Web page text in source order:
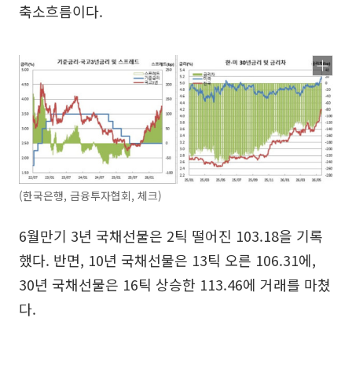
축소흐름이다.
(한국은행, 금융투자협회, 체크)
6월만기 3년 국채선물은 2틱 떨어진 103.18을 기록
했다. 반면, 10년 국채선물은 13틱 오른 106.31에,
30년 국채선물은 16틱 상승한 113.46에 거래를 마쳤
다.